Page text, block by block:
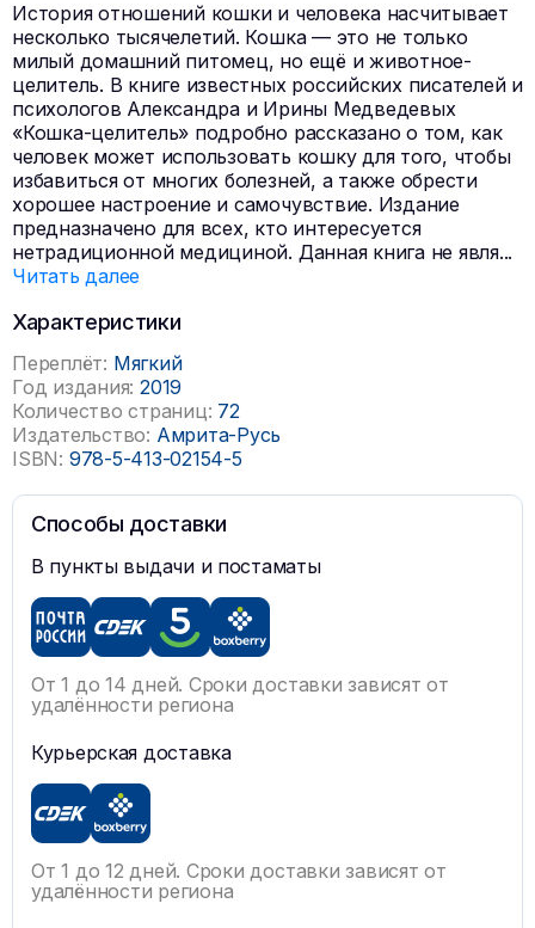
История отношений кошки и человека насчитывает
несколько тысячелетий. Кошка — это не только
милый домашний питомец, но ещё и животное-
целитель. В книге известных российских писателей и
психологов Александра и Ирины Медведевых
«Кошка-целитель» подробно рассказано о том, как
человек может использовать кошку для того, чтобы
избавиться от многих болезней, а также обрести
хорошее настроение и самочувствие. Издание
предназначено для всех, кто интересуется
нетрадиционной медициной. Данная книга не явля...
Читать далее
Характеристики
Переплёт: Мягкий
Год издания: 2019
Количество страниц: 72
Издательство: Амрита-Русь
ISBN: 978-5-413-02154-5
Способы доставки
В пункты выдачи и постаматы
От 1 до 14 дней. Сроки доставки зависят от
удалённости региона
Курьерская доставка
От 1 до 12 дней. Сроки доставки зависят от
удалённости региона